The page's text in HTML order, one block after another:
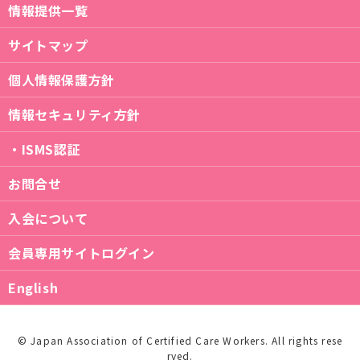
情報提供一覧
サイトマップ
個人情報保護方針
情報セキュリティ方針
・ISMS認証
お問合せ
入会について
会員専用サイトログイン
English
© Japan Association of Certified Care Workers. All rights rese
rved.